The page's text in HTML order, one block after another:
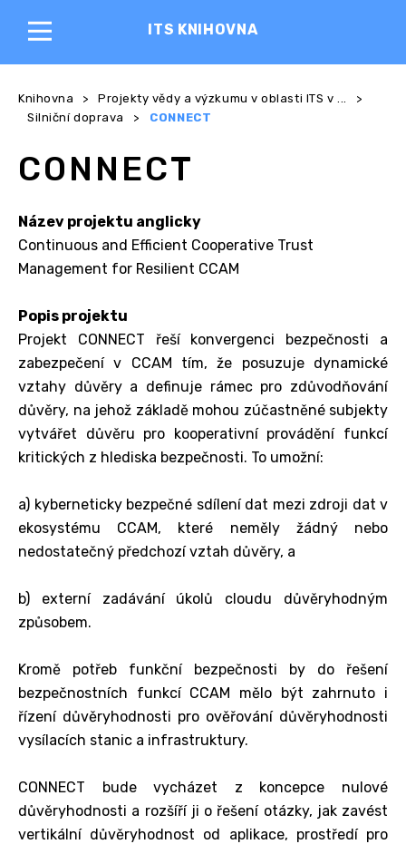
ITS KNIHOVNA
Knihovna > Projekty vědy a výzkumu v oblasti ITS v ...
>
Silniční doprava
> CONNECT
CONNECT
Název projektu anglicky
Continuous and Efficient Cooperative Trust
Management for Resilient CCAM
Popis projektu
Projekt CONNECT řeší konvergenci bezpečnosti a
zabezpečení v CCAM tím, že posuzuje dynamické
vztahy důvěry a definuje rámec pro zdůvodňování
důvěry, na jehož základě mohou zúčastněné subjekty
vytvářet důvěru pro kooperativní provádění funkcí
kritických z hlediska bezpečnosti. To umožní:
a) kyberneticky bezpečné sdílení dat mezi zdroji dat v
ekosystému CCAM, které neměly žádný nebo
nedostatečný předchozí vztah důvěry, a
b) externí zadávání úkolů cloudu důvěryhodným
způsobem.
Kromě potřeb funkční bezpečnosti by do řešení
bezpečnostních funkcí CCAM mělo být zahrnuto i
řízení důvěryhodnosti pro ověřování důvěryhodnosti
vysílacích stanic a infrastruktury.
CONNECT bude vycházet z koncepce nulové
důvěryhodnosti a rozšíří ji o řešení otázky, jak zavést
vertikální důvěryhodnost od aplikace, prostředí pro